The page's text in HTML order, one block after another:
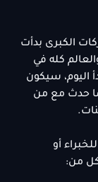
الكبرى بدأت
كله في
اليوم، سيكون
حدث مع من
أو
من: